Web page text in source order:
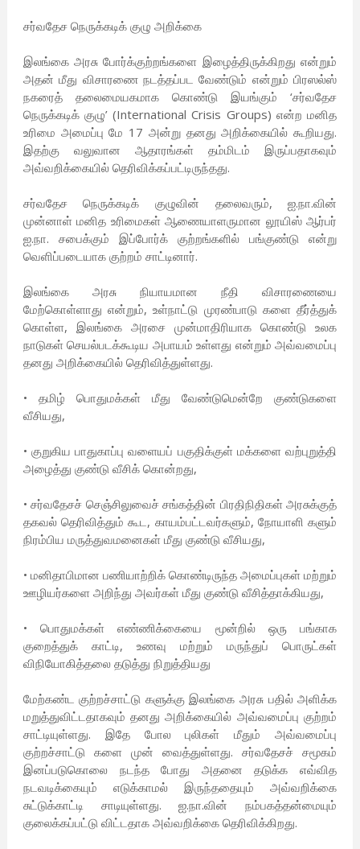
சர்வதேச நெருக்கடிக் குழு அறிக்கை
இலங்கை அரசு போர்க்குற்றங்களை இழைத்திருக்கிறது என்றும்
அதன் மீது விசாரணை நடத்தப்பட வேண்டும் என்றும் பிரஸல்ஸ்
நகரைத் தலைமையகமாக கொண்டு இயங்கும் ‘சர்வதேச
நெருக்கடிக் குழு’ (International Crisis Groups) என்ற மனித
உரிமை அமைப்பு மே 17 அன்று தனது அறிக்கையில் கூறியது.
இதற்கு வலுவான ஆதாரங்கள் தம்மிடம் இருப்பதாகவும்
அவ்வறிக்கையில் தெரிவிக்கப்பட்டிருந்தது.
சர்வதேச நெருக்கடிக் குழுவின் தலைவரும், ஐ.நா.வின்
முன்னாள் மனித உரிமைகள் ஆணையாளருமான லூயிஸ் ஆர்பர்
ஐ.நா. சபைக்கும் இப்போர்க் குற்றங்களில் பங்குண்டு என்று
வெளிப்படையாக குற்றம் சாட்டினார்.
இலங்கை அரசு நியாயமான நீதி விசாரணையை
மேற்கொள்ளாது என்றும், உள்நாட்டு முரண்பாடு களை தீர்த்துக்
கொள்ள, இலங்கை அரசை முன்மாதிரியாக கொண்டு உலக
நாடுகள் செயல்படக்கூடிய அபாயம் உள்ளது என்றும் அவ்வமைப்பு
தனது அறிக்கையில் தெரிவித்துள்ளது.
• தமிழ் பொதுமக்கள் மீது வேண்டுமென்றே குண்டுகளை
வீசியது,
• குறுகிய பாதுகாப்பு வளையப் பகுதிக்குள் மக்களை வற்புறுத்தி
அழைத்து குண்டு வீசிக் கொன்றது,
• சர்வதேசச் செஞ்சிலுவைச் சங்கத்தின் பிரதிநிதிகள் அரசுக்குத்
தகவல் தெரிவித்தும் கூட, காயம்பட்டவர்களும், நோயாளி களும்
நிரம்பிய மருத்துவமனைகள் மீது குண்டு வீசியது,
• மனிதாபிமான பணியாற்றிக் கொண்டிருந்த அமைப்புகள் மற்றும்
ஊழியர்களை அறிந்து அவர்கள் மீது குண்டு வீசித்தாக்கியது,
• பொதுமக்கள் எண்ணிக்கையை மூன்றில் ஒரு பங்காக
குறைத்துக் காட்டி, உணவு மற்றும் மருந்துப் பொருட்கள்
விநியோகித்தலை தடுத்து நிறுத்தியது
மேற்கண்ட குற்றச்சாட்டு களுக்கு இலங்கை அரசு பதில் அளிக்க
மறுத்துவிட்டதாகவும் தனது அறிக்கையில் அவ்வமைப்பு குற்றம்
சாட்டியுள்ளது. இதே போல புலிகள் மீதும் அவ்வமைப்பு
குற்றச்சாட்டு களை முன் வைத்துள்ளது. சர்வதேசச் சமூகம்
இனப்படுகொலை நடந்த போது அதனை தடுக்க எவ்வித
நடவடிக்கையும் எடுக்காமல் இருந்ததையும் அவ்வறிக்கை
சுட்டுக்காட்டி சாடியுள்ளது. ஐ.நா.வின் நம்பகத்தன்மையும்
குலைக்கப்பட்டு விட்டதாக அவ்வறிக்கை தெரிவிக்கிறது.